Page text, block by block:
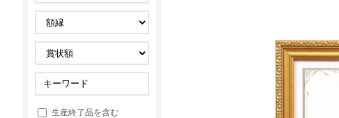
スマートフォン・
タブレット関連
セキュリティ用品
シルバー
ドキュメントスキャニングサービス
導入事例
サステナビリティ
生産終了品を含む